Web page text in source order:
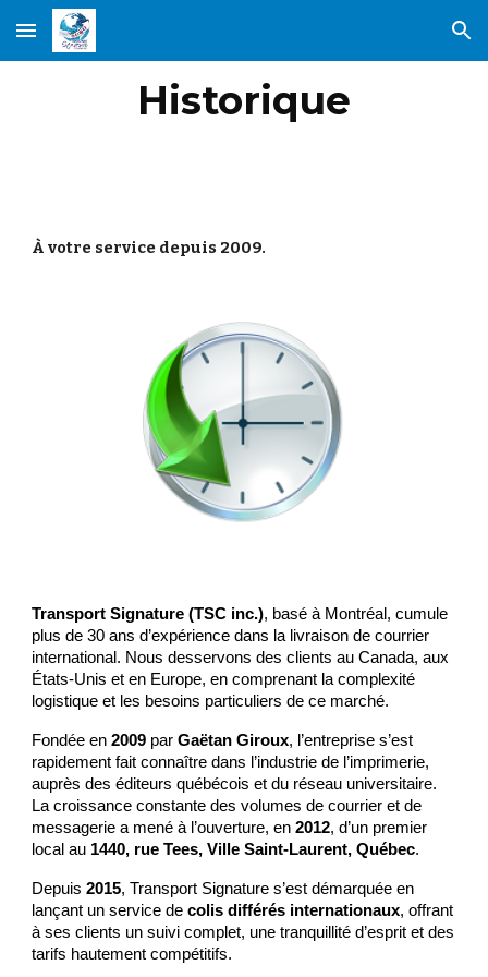
Skip to main content Skip to navigation
Historique
À votre service depuis 2009.
Transport Signature (TSC inc.), basé à Montréal, cumule
plus de 30 ans d’expérience dans la livraison de courrier
international. Nous desservons des clients au Canada, aux
États-Unis et en Europe, en comprenant la complexité
logistique et les besoins particuliers de ce marché.
Fondée en2009 parGaëtan Giroux, l’entreprise s’est
rapidement fait connaître dans l’industrie de l’imprimerie,
auprès des éditeurs québécois et du réseau universitaire.
La croissance constante des volumes de courrier et de
messagerie a mené à l’ouverture, en2012, d’un premier
local au 1440, rue Tees, Ville Saint-Laurent, Québec.
Depuis2015, Transport Signature s’est démarquée en
lançant un service decolis différés internationaux, offrant
à ses clients un suivi complet, une tranquillité d’esprit et des
tarifs hautement compétitifs.